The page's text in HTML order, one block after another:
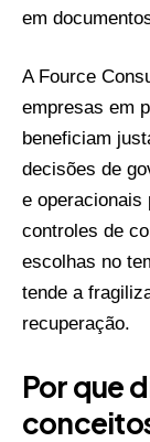
em
A Fource
empresas em
beneficiam
decisões de
e operacionais
controles de
escolhas no
tende a
recuperação.
Por que